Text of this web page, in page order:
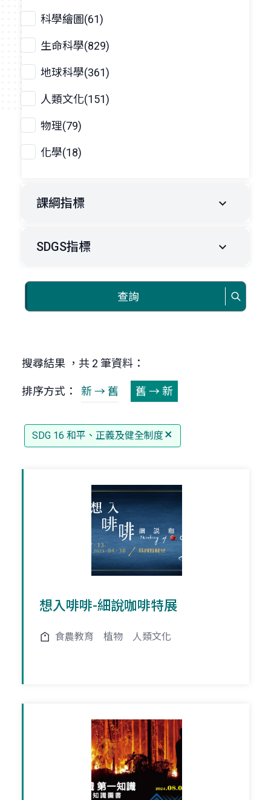
科學繪圖(61)
生命科學(829)
地球科學(361)
人類文化(151)
物理(79)
化學(18)
課綱指標
SDGS指標
查詢
搜尋結果 ，共 2 筆資料：
排序方式： 新 → 舊 舊 → 新
SDG 16 和平、正義及健全制度
想入啡啡-細說咖啡特展
食農教育 植物 人類文化